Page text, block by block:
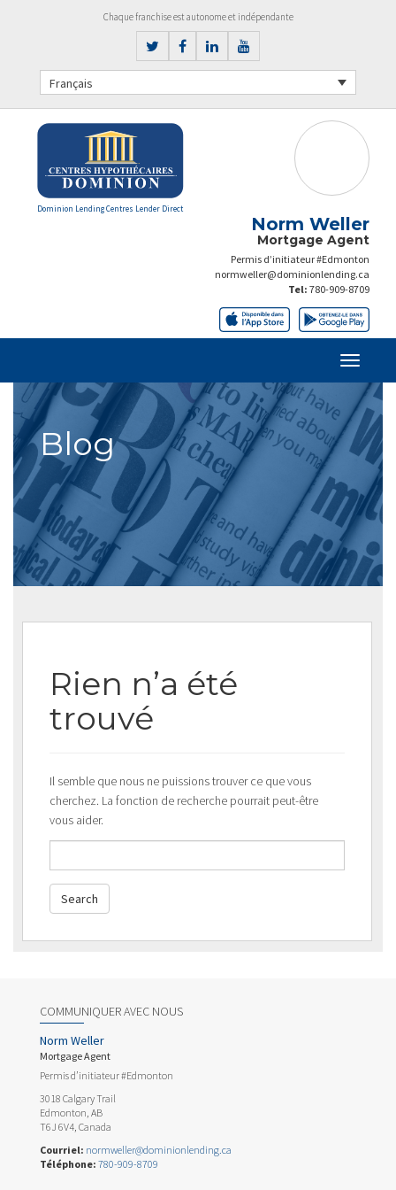
Chaque franchise est autonome et indépendante
Français
Dominion Lending Centres Lender Direct
Norm Weller
Mortgage Agent
Permis d’initiateur #Edmonton
normweller@dominionlending.ca
Tel: 780-909-8709
Blog
Rien n’a été
trouvé
Il semble que nous ne puissions trouver ce que vous
cherchez. La fonction de recherche pourrait peut-être
vous aider.
COMMUNIQUER AVEC NOUS
Norm Weller
Mortgage Agent
Permis d’initiateur #Edmonton
3018 Calgary Trail
Edmonton, AB
T6J 6V4, Canada
Courriel: normweller@dominionlending.ca
Téléphone: 780-909-8709